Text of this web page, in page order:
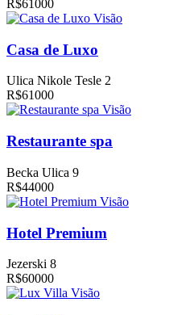
R$61000
Visão
Casa de Luxo
Ulica Nikole Tesle 2
R$61000
Visão
Restaurante spa
Becka Ulica 9
R$44000
Visão
Hotel Premium
Jezerski 8
R$60000
Visão